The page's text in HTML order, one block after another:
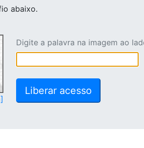
abaixo.
Digite a palavra na imagem ao